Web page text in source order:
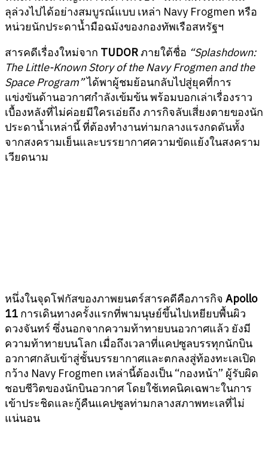
ลุล่วงไปได้อย่างสมบูรณ์แบบ เหล่า Navy Frogmen หรือ
หน่วยนักประดาน้ำมือฉมังของกองทัพเรือสหรัฐฯ
สารคดีเรื่องใหม่จาก TUDORภายใต้ชื่อ “Splashdown:
The Little-Known Story of the Navy Frogmen and the
Space Program”ได้พาผู้ชมย้อนกลับไปสู่ยุคที่การ
แข่งขันด้านอวกาศกำลังเข้มข้น พร้อมบอกเล่าเรื่องราว
เบื้องหลังที่ไม่ค่อยมีใครเอ่ยถึง ภารกิจลับเสี่ยงตายของนัก
ประดาน้ำเหล่านี้ ที่ต้องทำงานท่ามกลางแรงกดดันทั้ง
จากสงครามเย็นและบรรยากาศความขัดแย้งในสงคราม
เวียดนาม
หนึ่งในจุดโฟกัสของภาพยนตร์สารคดีคือภารกิจ Apollo
11 การเดินทางครั้งแรกที่พามนุษย์ขึ้นไปเหยียบพื้นผิว
ดวงจันทร์ ซึ่งนอกจากความท้าทายบนอวกาศแล้ว ยังมี
ความท้าทายบนโลก เมื่อถึงเวลาที่แคปซูลบรรทุกนักบิน
อวกาศกลับเข้าสู่ชั้นบรรยากาศและตกลงสู่ท้องทะเลเปิด
กว้าง Navy Frogmen เหล่านี้ต้องเป็น “กองหน้า” ผู้รับผิด
ชอบชีวิตของนักบินอวกาศ โดยใช้เทคนิคเฉพาะในการ
เข้าประชิดและกู้คืนแคปซูลท่ามกลางสภาพทะเลที่ไม่
แน่นอน